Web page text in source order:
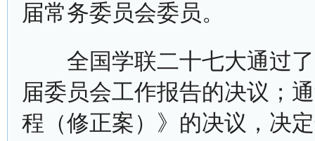
届常务委员会委员。
全国学联二十七大通过了
届委员会工作报告的决议；
程（修正案）》的决议，决